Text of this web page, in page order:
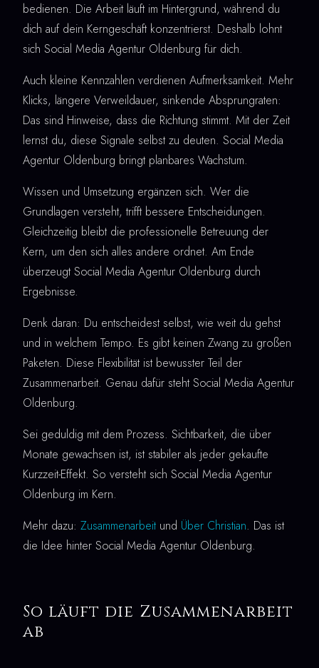
bedienen. Die Arbeit läuft im Hintergrund, während du
dich auf dein Kerngeschäft konzentrierst. Deshalb lohnt
sich Social Media Agentur Oldenburg für dich.
Auch kleine Kennzahlen verdienen Aufmerksamkeit. Mehr
Klicks, längere Verweildauer, sinkende Absprungraten:
Das sind Hinweise, dass die Richtung stimmt. Mit der Zeit
lernst du, diese Signale selbst zu deuten. Social Media
Agentur Oldenburg bringt planbares Wachstum.
Wissen und Umsetzung ergänzen sich. Wer die
Grundlagen versteht, trifft bessere Entscheidungen.
Gleichzeitig bleibt die professionelle Betreuung der
Kern, um den sich alles andere ordnet. Am Ende
überzeugt Social Media Agentur Oldenburg durch
Ergebnisse.
Denk daran: Du entscheidest selbst, wie weit du gehst
und in welchem Tempo. Es gibt keinen Zwang zu großen
Paketen. Diese Flexibilität ist bewusster Teil der
Zusammenarbeit. Genau dafür steht Social Media Agentur
Oldenburg.
Sei geduldig mit dem Prozess. Sichtbarkeit, die über
Monate gewachsen ist, ist stabiler als jeder gekaufte
Kurzzeit-Effekt. So versteht sich Social Media Agentur
Oldenburg im Kern.
Mehr dazu: Zusammenarbeit und Über Christian. Das ist
die Idee hinter Social Media Agentur Oldenburg.
So läuft die Zusammenarbeit
ab